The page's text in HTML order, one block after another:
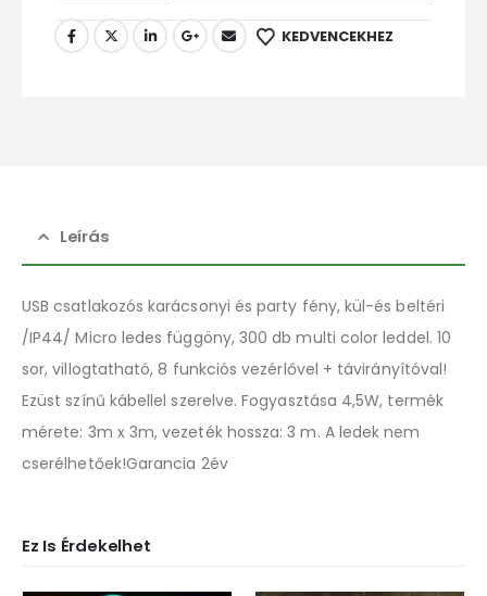
KEDVENCEKHEZ
Leírás
USB csatlakozós karácsonyi és party fény, kül-és beltéri
/IP44/ Micro ledes függöny, 300 db multi color leddel. 10
sor, villogtatható, 8 funkciós vezérlővel + távirányítóval!
Ezüst színű kábellel szerelve. Fogyasztása 4,5W, termék
mérete: 3m x 3m, vezeték hossza: 3 m. A ledek nem
cserélhetőek!Garancia 2év
Ez Is Érdekelhet